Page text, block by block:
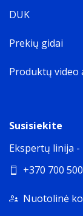
DUK
Prekių gidai
Produktų video
Susisiekite
Ekspertų linija
+370 700
Nuotolinė